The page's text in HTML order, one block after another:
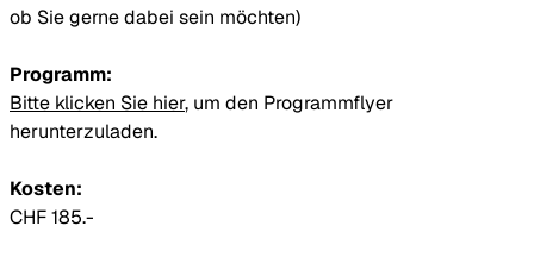
ob Sie gerne dabei sein möchten)
Programm:
Bitte klicken Sie hier, um den Programmflyer
herunterzuladen.
Kosten:
CHF 185.-